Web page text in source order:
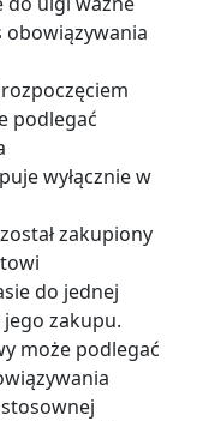
obowiązywania
podlegać
wyłącznie w
zakupiony
do jednej
zakupu.
może podlegać